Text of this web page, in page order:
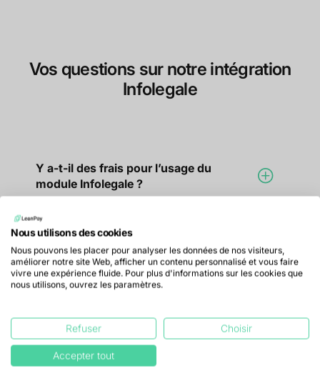
Vos questions sur notre intégration
Infolegale
Y a-t-il des frais pour l’usage du
module Infolegale ?
Non, l'utilisation du connecteur Infolegale
est comprise dans l’abonnement.
Quelles données Infolegale sont
synchronisées dans LeanPay ?
Nous utilisons des cookies
Nous pouvons les placer pour analyser les données de nos visiteurs,
améliorer notre site Web, afficher un contenu personnalisé et vous faire
vivre une expérience fluide. Pour plus d'informations sur les cookies que
nous utilisons, ouvrez les paramètres.
Refuser Choisir
Accepter tout